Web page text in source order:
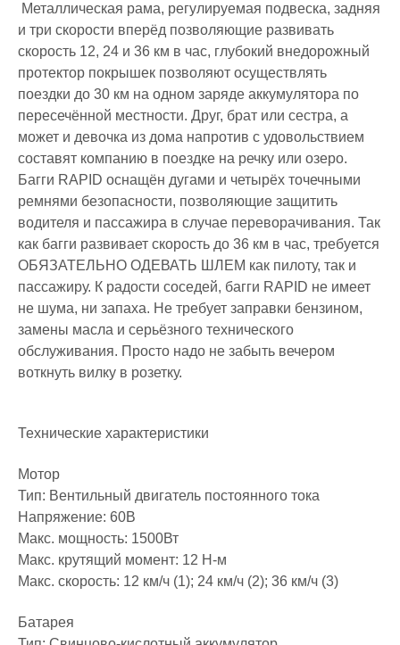
Металлическая рама, регулируемая подвеска, задняя
и три скорости вперёд позволяющие развивать
скорость 12, 24 и 36 км в час, глубокий внедорожный
протектор покрышек позволяют осуществлять
поездки до 30 км на одном заряде аккумулятора по
пересечённой местности. Друг, брат или сестра, а
может и девочка из дома напротив с удовольствием
составят компанию в поездке на речку или озеро.
Багги RAPID оснащён дугами и четырёх точечными
ремнями безопасности, позволяющие защитить
водителя и пассажира в случае переворачивания. Так
как багги развивает скорость до 36 км в час, требуется
ОБЯЗАТЕЛЬНО ОДЕВАТЬ ШЛЕМ как пилоту, так и
пассажиру. К радости соседей, багги RAPID не имеет
не шума, ни запаха. Не требует заправки бензином,
замены масла и серьёзного технического
обслуживания. Просто надо не забыть вечером
воткнуть вилку в розетку.
Технические характеристики
Мотор
Тип: Вентильный двигатель постоянного тока
Напряжение: 60В
Макс. мощность: 1500Вт
Макс. крутящий момент: 12 Н-м
Макс. скорость: 12 км/ч (1); 24 км/ч (2); 36 км/ч (3)
Батарея